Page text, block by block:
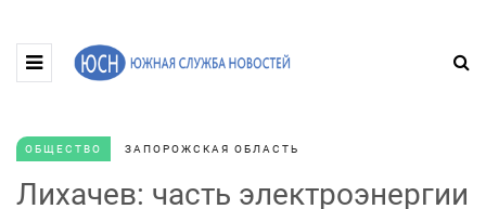
ОБЩЕСТВО ЗАПОРОЖСКАЯ ОБЛАСТЬ
Лихачев: часть электроэнергии